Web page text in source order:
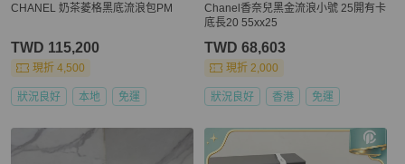
CHANEL 奶茶菱格黑底流浪包PM
TWD 115,200
現折 4,500
狀況良好 本地 免運
Chanel香奈兒黑金流浪小號 25開有卡
底長20 55xx25
TWD 68,603
現折 2,000
狀況良好 香港 免運